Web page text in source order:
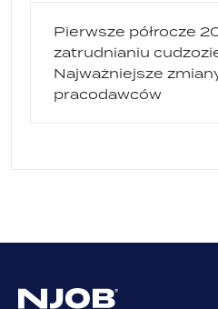
Pierwsze półrocze
zatrudnianiu
Najważniejsze
pracodawców